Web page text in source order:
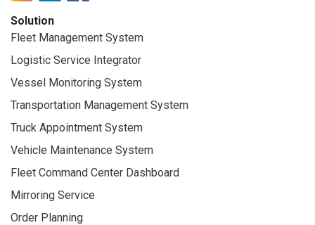
Solution
Fleet Management System
Logistic Service Integrator
Vessel Monitoring System
Transportation Management System
Truck Appointment System
Vehicle Maintenance System
Fleet Command Center Dashboard
Mirroring Service
Order Planning